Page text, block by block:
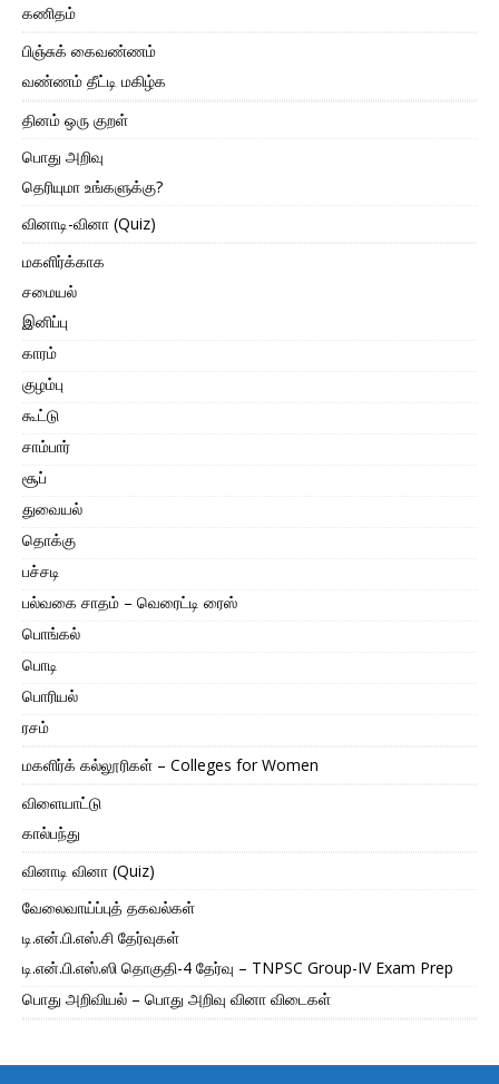
கணிதம்
பிஞ்சுக் கைவண்ணம்
வண்ணம் தீட்டி மகிழ்க
தினம் ஒரு குறள்
பொது அறிவு
தெரியுமா உங்களுக்கு?
வினாடி-வினா (Quiz)
மகளிர்க்காக
சமையல்
இனிப்பு
காரம்
குழம்பு
கூட்டு
சாம்பார்
சூப்
துவையல்
தொக்கு
பச்சடி
பல்வகை சாதம் – வெரைட்டி ரைஸ்
பொங்கல்
பொடி
பொரியல்
ரசம்
மகளிர்க் கல்லூரிகள் – Colleges for Women
விளையாட்டு
கால்பந்து
வினாடி வினா (Quiz)
வேலைவாய்ப்புத் தகவல்கள்
டி.என்.பி.எஸ்.சி தேர்வுகள்
டி.என்.பி.எஸ்.ஸி தொகுதி-4 தேர்வு – TNPSC Group-IV Exam Prep
பொது அறிவியல் – பொது அறிவு வினா விடைகள்